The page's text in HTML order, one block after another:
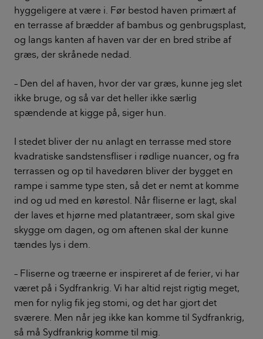
hyggeligere at være i. Før bestod haven primært af
en terrasse af brædder af bambus og genbrugsplast,
og langs kanten af haven var der en bred stribe af
græs, der skrånede nedad.
– Den del af haven, hvor der var græs, kunne jeg slet
ikke bruge, og så var det heller ikke særlig
spændende at kigge på, siger hun.
I stedet bliver der nu anlagt en terrasse med store
kvadratiske sandstensfliser i rødlige nuancer, og fra
terrassen og op til havedøren bliver der bygget en
rampe i samme type sten, så det er nemt at komme
ind og ud med en kørestol. Når fliserne er lagt, skal
der laves et hjørne med platantræer, som skal give
skygge om dagen, og om aftenen skal der kunne
tændes lys i dem.
– Fliserne og træerne er inspireret af de ferier, vi har
været på i Sydfrankrig. Vi har altid rejst rigtig meget,
men for nylig fik jeg stomi, og det har gjort det
sværere. Men når jeg ikke kan komme til Sydfrankrig,
så må Sydfrankrig komme til mig.